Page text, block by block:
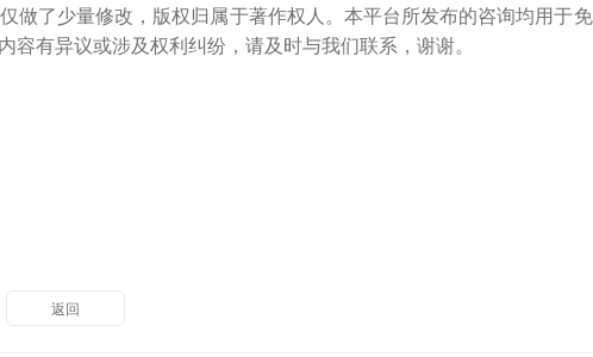
了少量修改，版权归属于著作权人。本平台所发布的咨询均用于免
有异议或涉及权利纠纷，请及时与我们联系，谢谢。
返回